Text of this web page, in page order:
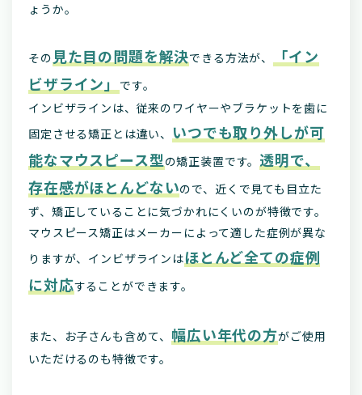
ょうか。
その 見た目の問題を解決できる方法が、
「イン
ビザライン」
です。
インビザラインは、従来のワイヤーやブラケットを歯に
固定させる矯正とは違い、 いつでも取り外しが可
能なマウスピース型 の矯正装置です。 透明で、
存在感がほとんどないので、近くで見ても目立た
ず、矯正していることに気づかれにくいのが特徴です。
マウスピース矯正はメーカーによって適した症例が異な
りますが、インビザラインはほとんど全ての症例
に対応することができます。
また、お子さんも含めて、 幅広い年代の方がご使用
いただけるのも特徴です。